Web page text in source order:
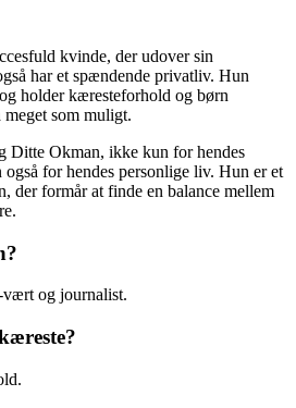
kvinde, der udover sin
har et spændende privatliv. Hun
holder kæresteforhold og børn
som muligt.
Ditte Okman, ikke kun for hendes
for hendes personlige liv. Hun er et
der formår at finde en balance mellem
vært og journalist.